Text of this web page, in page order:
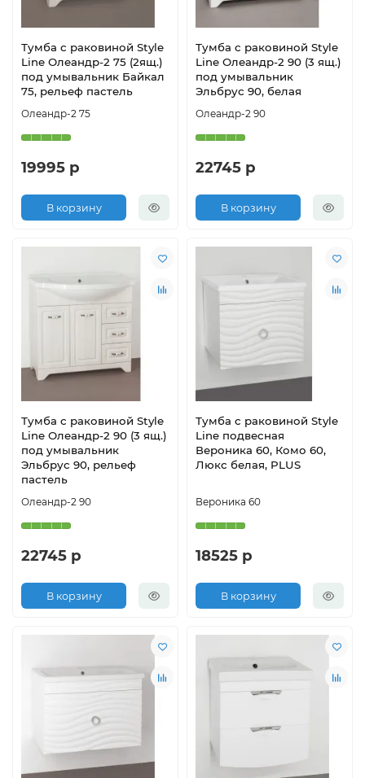
Тумба с раковиной Style
Line Олеандр-2 75 (2ящ.)
под умывальник Байкал
75, рельеф пастель
Олеандр-2 75
19995 р
В корзину
Тумба с раковиной Style
Line Олеандр-2 90 (3 ящ.)
под умывальник
Эльбрус 90, белая
Олеандр-2 90
22745 р
В корзину
Тумба с раковиной Style
Line Олеандр-2 90 (3 ящ.)
под умывальник
Эльбрус 90, рельеф
пастель
Олеандр-2 90
22745 р
В корзину
Тумба с раковиной Style
Line подвесная
Вероника 60, Комо 60,
Люкс белая, PLUS
Вероника 60
18525 р
В корзину